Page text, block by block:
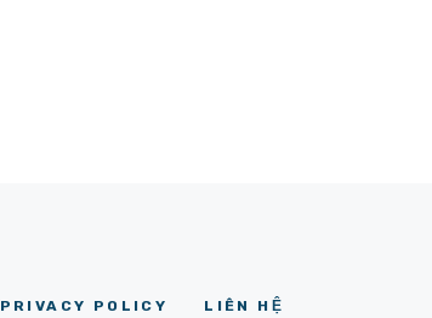
PRIVACY POLICY LIÊN HỆ